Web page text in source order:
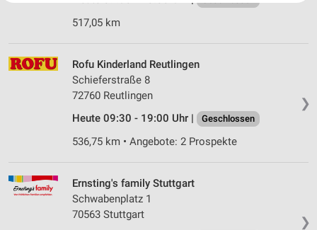
517,05 km
❯
Rofu Kinderland Reutlingen
Schieferstraße 8
72760 Reutlingen
Heute 09:30 - 19:00 Uhr |
Geschlossen
536,75 km • Angebote: 2 Prospekte
❯
Ernsting's family Stuttgart
Schwabenplatz 1
70563 Stuttgart
Website/App.
Partnerliste anzeigen (1 IAB-Anbieter)
IAB-Verarbeitungszwecke:
Speichern von oder Zugriff auf Informationen
auf einem Endgerät
Verwendung reduzierter Daten zur Auswahl von
Werbeanzeigen
Werbung
Verwendung von Profilen zur Auswahl
personalisierter Werbung